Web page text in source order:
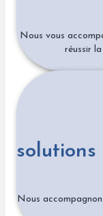
Nous vous
réussir
Nous